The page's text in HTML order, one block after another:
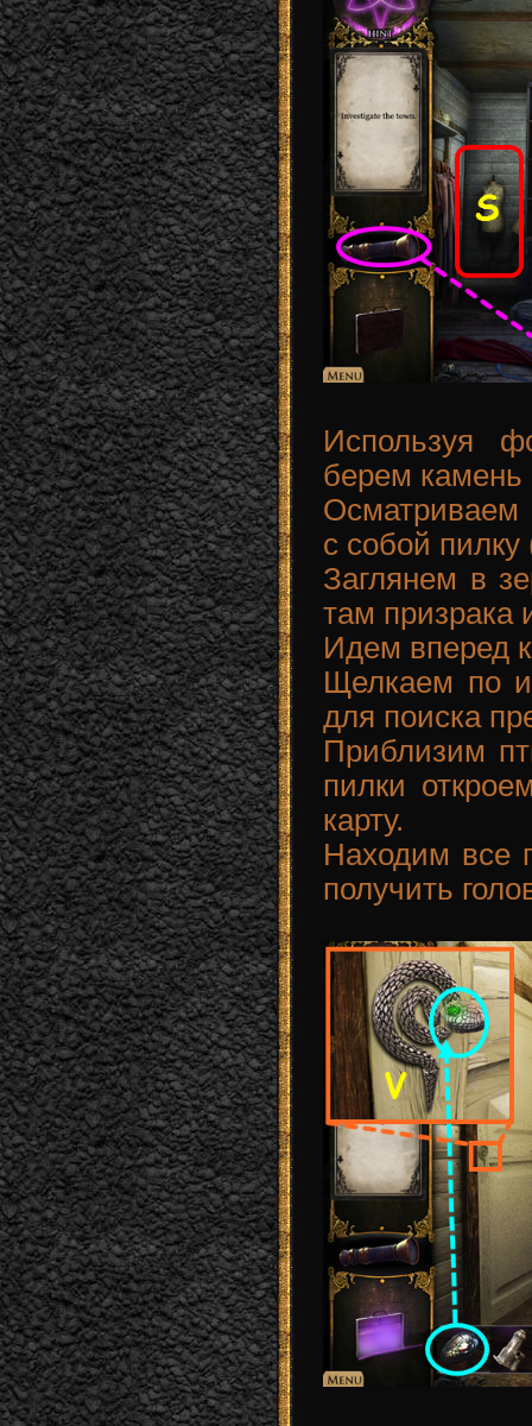
Используя
берем камень
с собой пилку
Заглянем в
там призрака
Идем вперед
Щелкаем по
для поиска
Приблизим
пилки
карту.
Находим все
получить